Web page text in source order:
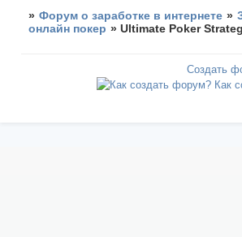
» Форум о заработке в интернете »
онлайн покер »Ultimate Poker
Создать